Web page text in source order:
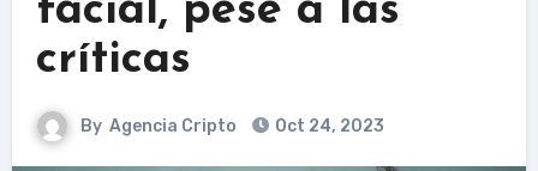
facial, pese a las
críticas
By Agencia Cripto Oct 24, 2023